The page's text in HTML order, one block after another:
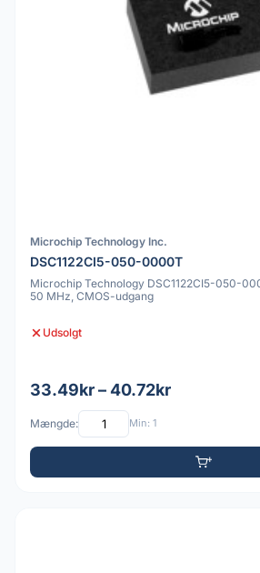
Microchip Technology Inc.
DSC1122CI5-050-0000T
Microchip Technology DSC1122CI5-050-
50 MHz, CMOS-udgang
Udsolgt
33.49kr – 40.72kr
Mængde: Min: 1